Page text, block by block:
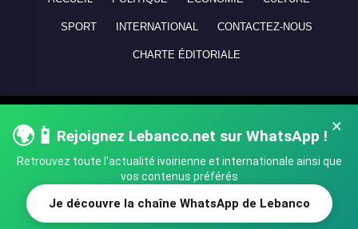
SHARE TWEET
×
🌍📱 Rejoignez Lebanco.net sur WhatsApp !
Retrouvez toute l'actualité ivoirienne et internationale ainsi que
vos contenus préférés
Je découvre la chaîne WhatsApp de Lebanco
SPORT INTERNATIONAL CONTACTEZ-NOUS
CHARTE ÉDITORIALE
réservés - All rights reserved.